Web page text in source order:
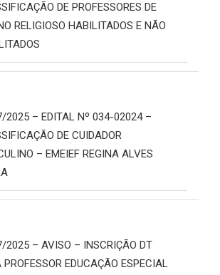
DE PROFESSORES DE
RELIGIOSO HABILITADOS E NÃO
2025 – EDITAL Nº 034-02024 –
DE CUIDADOR
– EMEIEF REGINA ALVES
2025 – AVISO – INSCRIÇÃO DT
PROFESSOR EDUCAÇÃO ESPECIAL